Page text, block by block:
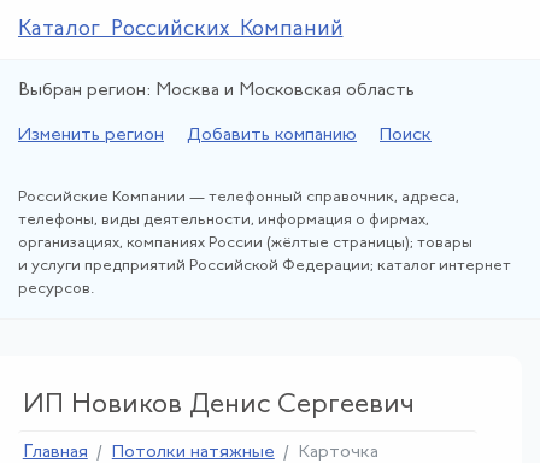
Каталог Российских Компаний
Выбран регион: Москва и Московская область
Изменить регион Добавить компанию Поиск
Российские Компании — телефонный справочник, адреса,
телефоны, виды деятельности, информация о фирмах,
организациях, компаниях России (жёлтые страницы); товары
и услуги предприятий Российской Федерации; каталог интернет
ресурсов.
ИП Новиков Денис Сергеевич
Главная Потолки натяжные Карточка